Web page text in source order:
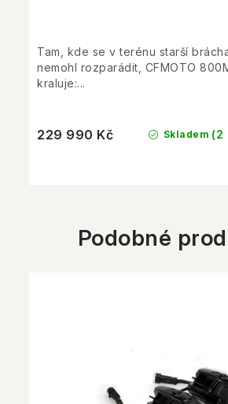
Skladem (2
229 990 Kč
Tam, kde se v terénu starší
nemohl rozparádit, CFMOTO
kraluje:...
Podobné